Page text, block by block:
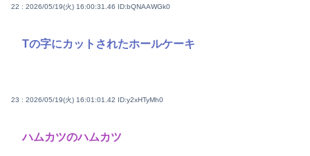
22 : 2026/05/19(火) 16:00:31.46 ID:bQNAAWGk0
Tの字にカットされたホールケーキ
23 : 2026/05/19(火) 16:01:01.42 ID:y2xHTyMh0
ハムカツのハムカツ